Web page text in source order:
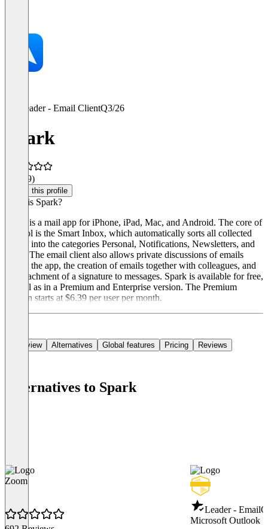
Leader - Email ClientQ3/26
Spark
(29)
Claim this profile
What is Spark?
Spark is a mail app for iPhone, iPad, Mac, and Android. The core of
the tool is the Smart Inbox, which automatically sorts all collected
emails into the categories Personal, Notifications, Newsletters, and
Read. The email client also allows private discussions of emails
within the app, the creation of emails together with colleagues, and
the attachment of a signature to messages. Spark is available for free,
as well as in a Premium and Enterprise version. The Premium
version starts at $6.39 per user per month.
Overview Alternatives Global features Pricing Reviews
Alternatives to Spark
Zoom
Leader - Email
Microsoft Outlook